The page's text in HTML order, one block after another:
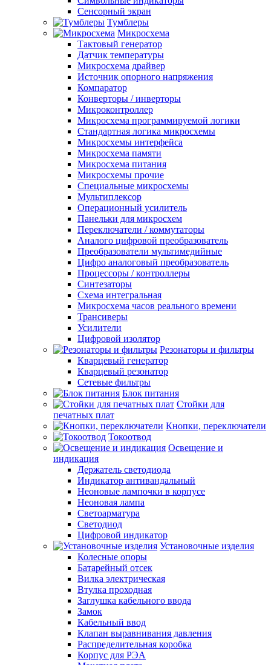
Сенсорный экран
Тумблеры
Микросхема
Тактовый генератор
Датчик температуры
Микросхема драйвер
Источник опорного напряжения
Компаратор
Конверторы / инверторы
Микроконтроллер
Микросхема программируемой логики
Стандартная логика микросхемы
Микросхемы интерфейса
Микросхема памяти
Микросхема питания
Микросхемы прочие
Специальные микросхемы
Мультиплексор
Операционный усилитель
Панельки для микросхем
Переключатели / коммутаторы
Аналого цифровой преобразователь
Преобразователи мультимедийные
Цифро аналоговый преобразователь
Процессоры / контроллеры
Синтезаторы
Схема интегральная
Микросхема часов реального времени
Трансиверы
Усилители
Цифровой изолятор
Резонаторы и фильтры
Кварцевый генератор
Кварцевый резонатор
Сетевые фильтры
Блок питания
Стойки для
печатных плат
Кнопки, переключатели
Токоотвод
Освещение и
индикация
Держатель светодиода
Индикатор антивандальный
Неоновые лампочки в корпусе
Неоновая лампа
Светоарматура
Светодиод
Цифровой индикатор
Установочные изделия
Колесные опоры
Батарейный отсек
Вилка электрическая
Втулка проходная
Заглушка кабельного ввода
Замок
Кабельный ввод
Клапан выравнивания давления
Распределительная коробка
Корпус для РЭА